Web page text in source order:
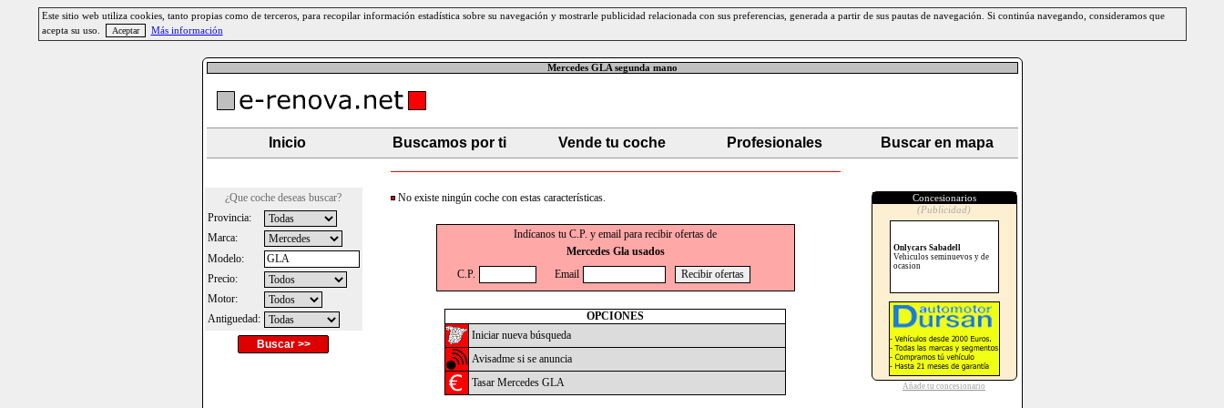
Este sitio web utiliza cookies, tanto propias como de terceros, para recopilar información estadística sobre su navegación y mostrarle publicidad relacionada con sus preferencias, generada a partir de sus pautas de navegación. Si continúa navegando, consideramos que
acepta su uso.
Más información
Mercedes GLA segunda mano
Inicio Buscamos por ti Vende tu coche Profesionales Buscar en mapa
¿Que coche deseas buscar?
Provincia:
Marca:
Modelo:
Precio:
Motor:
Antiguedad:
Buscar >>
No existe ningún coche con estas características.
Indícanos tu C.P. y email para recibir ofertas de
Mercedes Gla usados
C.P.
Email
OPCIONES
Iniciar nueva búsqueda
Avisadme si se anuncia
Tasar Mercedes GLA
Concesionarios
(Publicidad)
Onlycars Sabadell
Vehiculos seminuevos y de
ocasion
Añade tu concesionario